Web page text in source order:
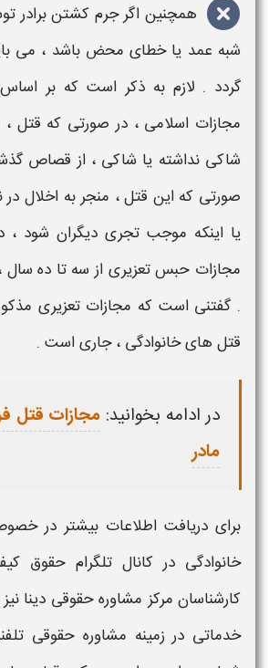
همچنین اگرجرم کشتن برادر
شبه عمد یا خطای محض باشد ، می
گردد . لازم به ذکر است که بر اساس ماده
مجازات اسلامی ، در صورتی که قتل
شاکی نداشته یا شاکی ، از قصاص
صورتی که این قتل، منجر به اخلال
یا اینکه موجب تجری دیگران شود ،
مجازات حبس تعزیری از سه تا ده سال
. گفتنی است که مجازات تعزیری
قتل های خانوادگی ، جاری است .
در ادامه بخوانید: مجازات قتل
مادر
برای دریافت اطلاعات بیشتر در
خانوادگی در کانال تلگرام حقوق
کارشناسان مرکز مشاوره حقوقی دینا نیز
خدماتی در زمینه مشاوره حقوقی